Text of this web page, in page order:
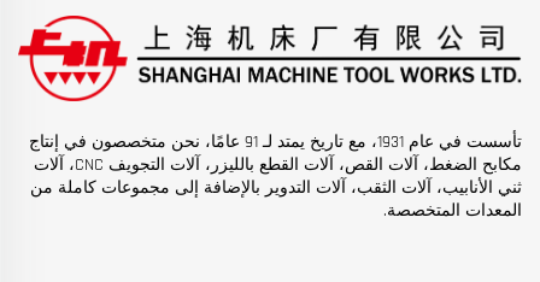
تأسست في عام 1931، مع تاريخ يمتد لـ 91 عامًا، نحن متخصصون في إنتاج
مكابح الضغط، آلات القص، آلات القطع بالليزر، آلات التجويف CNC، آلات
ثني الأنابيب، آلات الثقب، آلات التدوير بالإضافة إلى مجموعات كاملة من
المعدات المتخصصة.